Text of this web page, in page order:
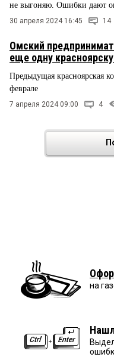
не выгоняю. Ошибки дают
30 апреля 2024 16:45 14
Омский
еще одну
Предыдущая красноярская
феврале
7 апреля 2024 09:00 4
на